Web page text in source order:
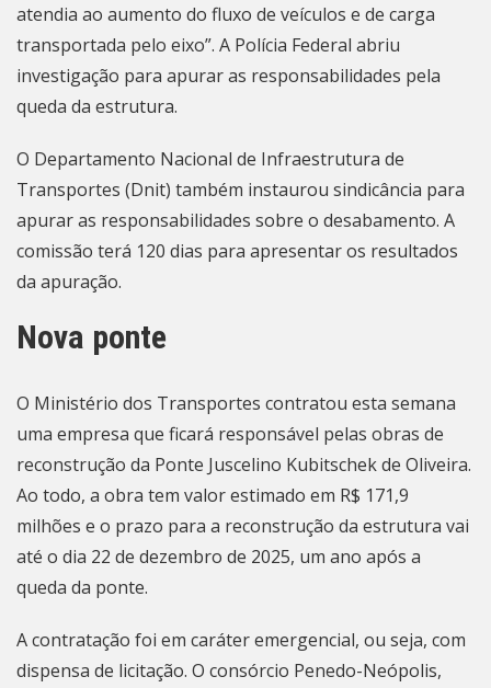
atendia ao aumento do fluxo de veículos e de carga
transportada pelo eixo”. A Polícia Federal abriu
investigação para apurar as responsabilidades pela
queda da estrutura.
O Departamento Nacional de Infraestrutura de
Transportes (Dnit) também instaurou sindicância para
apurar as responsabilidades sobre o desabamento. A
comissão terá 120 dias para apresentar os resultados
da apuração.
Nova ponte
O Ministério dos Transportes contratou esta semana
uma empresa que ficará responsável pelas obras de
reconstrução da Ponte Juscelino Kubitschek de Oliveira.
Ao todo, a obra tem valor estimado em R$ 171,9
milhões e o prazo para a reconstrução da estrutura vai
até o dia 22 de dezembro de 2025, um ano após a
queda da ponte.
A contratação foi em caráter emergencial, ou seja, com
dispensa de licitação. O consórcio Penedo-Neópolis,